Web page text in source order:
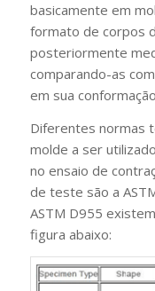
basicamente em
formato de corpos
posteriormente
comparando-as
em sua
Diferentes normas
molde a ser
no ensaio de
de teste são a
ASTM D955
figura abaixo: